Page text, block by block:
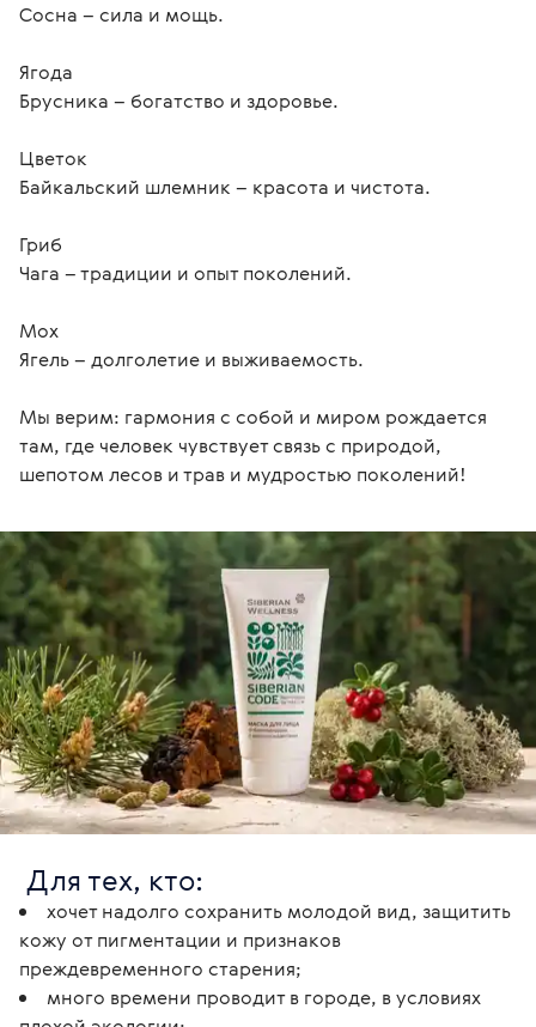
Сосна – сила и мощь.
Ягода
Брусника – богатство и здоровье.
Цветок
Байкальский шлемник – красота и чистота.
Гриб
Чага – традиции и опыт поколений.
Мох
Ягель – долголетие и выживаемость.
Мы верим: гармония с собой и миром рождается
там, где человек чувствует связь с природой,
шепотом лесов и трав и мудростью поколений!
Для тех, кто:
хочет надолго сохранить молодой вид, защитить
кожу от пигментации и признаков
преждевременного старения;
много времени проводит в городе, в условиях